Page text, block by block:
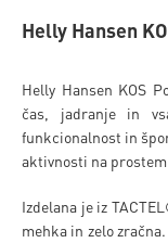
Helly Hansen
Helly Hansen KOS
čas, jadranje in
funkcionalnost in
aktivnosti na
Izdelana je iz
mehka in zelo